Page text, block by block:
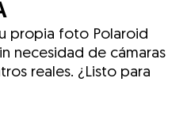
propia foto Polaroid
necesidad de cámaras
reales. ¿Listo para